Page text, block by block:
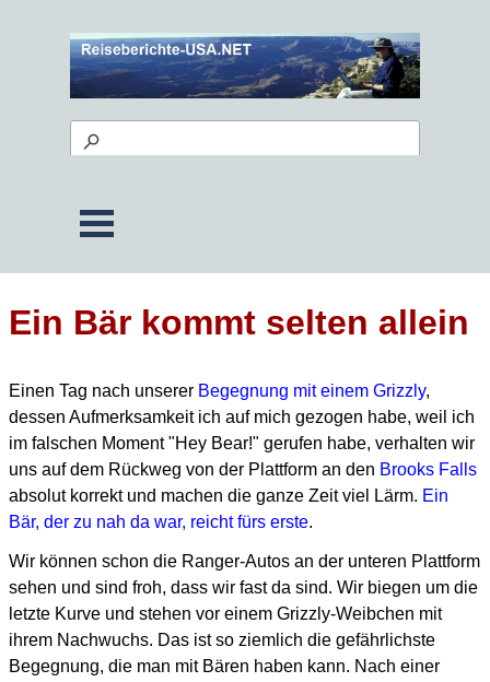
Ein Bär kommt selten allein
Einen Tag nach unserer Begegnung mit einem Grizzly,
dessen Aufmerksamkeit ich auf mich gezogen habe, weil ich
im falschen Moment "Hey Bear!" gerufen habe, verhalten wir
uns auf dem Rückweg von der Plattform an den Brooks Falls
absolut korrekt und machen die ganze Zeit viel Lärm. Ein
Bär, der zu nah da war, reicht fürs erste.
Wir können schon die Ranger-Autos an der unteren Plattform
sehen und sind froh, dass wir fast da sind. Wir biegen um die
letzte Kurve und stehen vor einem Grizzly-Weibchen mit
ihrem Nachwuchs. Das ist so ziemlich die gefährlichste
Begegnung, die man mit Bären haben kann. Nach einer